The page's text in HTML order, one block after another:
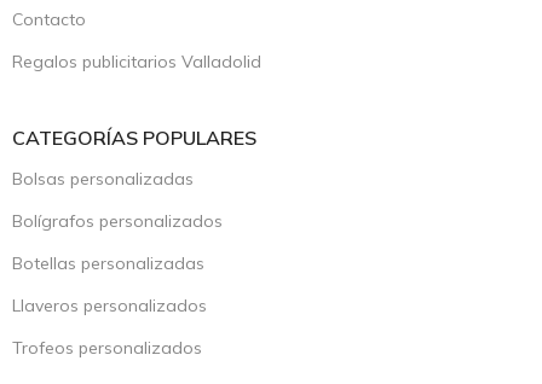
Contacto
Regalos publicitarios Valladolid
CATEGORÍAS POPULARES
Bolsas personalizadas
Bolígrafos personalizados
Botellas personalizadas
Llaveros personalizados
Trofeos personalizados